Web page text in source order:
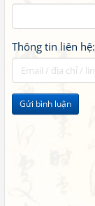
Thông tin liên hệ:
Gửi bình luận